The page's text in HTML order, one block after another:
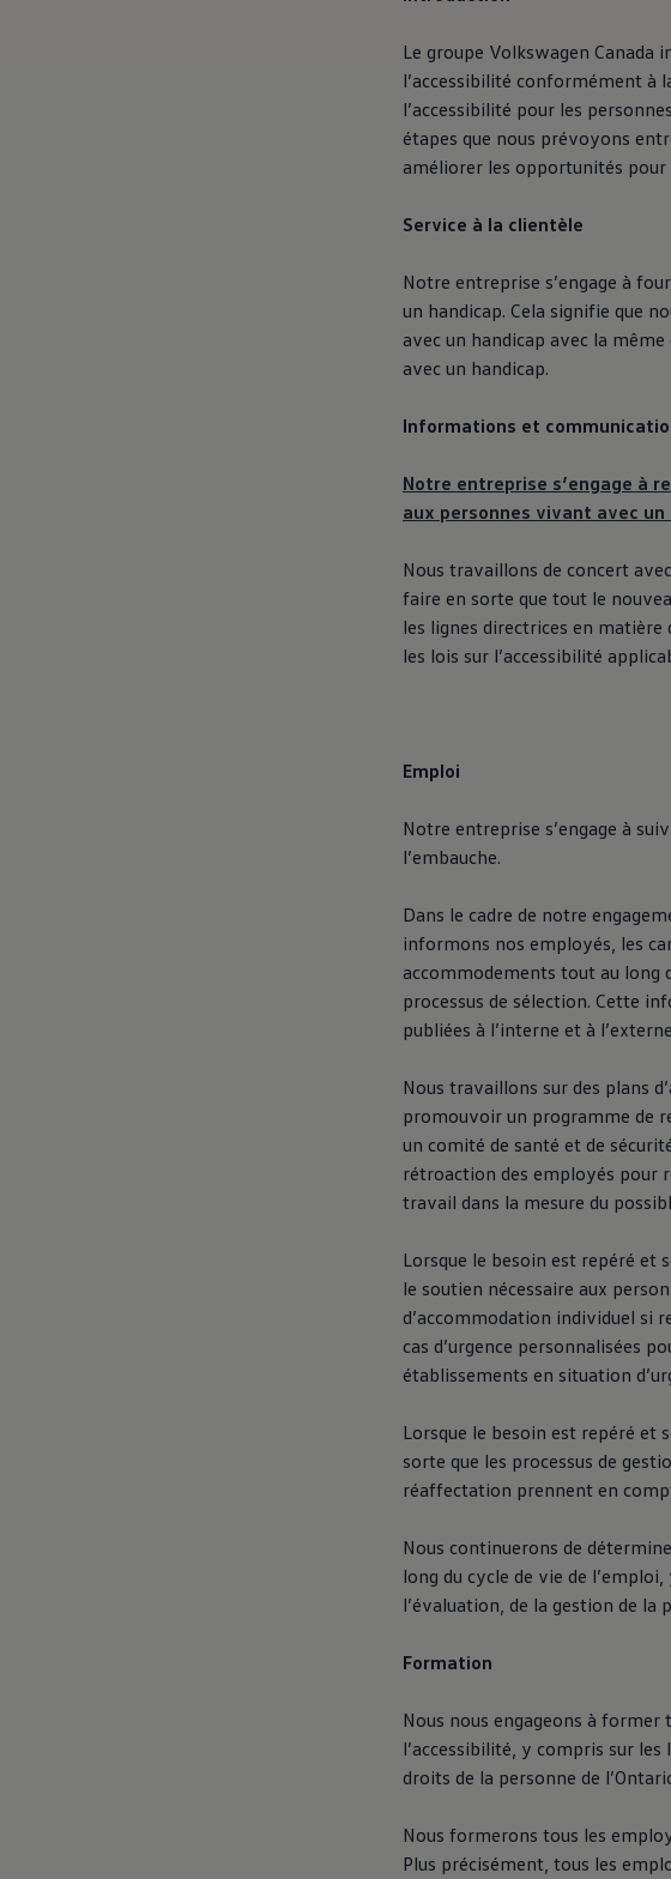
Mises à jour du logiciel du véhiculeLe groupe Volkswagen Canada
l’accessibilité conformément à
l’accessibilité pour les
étapes que nous prévoyons
améliorer les opportunités pour
Service à la clientèle
Notre entreprise s’engage à
un handicap. Cela signifie que
avec un handicap avec la
avec un handicap.
Informations et
Notre entreprise s’engage à
aux personnes vivant avec un
Nous travaillons de concert
faire en sorte que tout le
les lignes directrices en
les lois sur l’accessibilité
Emploi
Notre entreprise s’engage à
l’embauche.
Dans le cadre de notre
informons nos employés, les
accommodements tout au long
processus de sélection. Cette
publiées à l’interne et à
Nous travaillons sur des plans
promouvoir un programme de
un comité de santé et de
rétroaction des employés pour
travail dans la mesure du
Lorsque le besoin est repéré et
le soutien nécessaire aux
d’accommodation individuel si
cas d’urgence personnalisées
établissements en situation
Lorsque le besoin est repéré et
sorte que les processus de
réaffectation prennent en
Nous continuerons de
long du cycle de vie de
l’évaluation, de la gestion de
Formation
Nous nous engageons à
l’accessibilité, y compris sur les
droits de la personne de
Nous formerons tous les
Plus précisément, tous les